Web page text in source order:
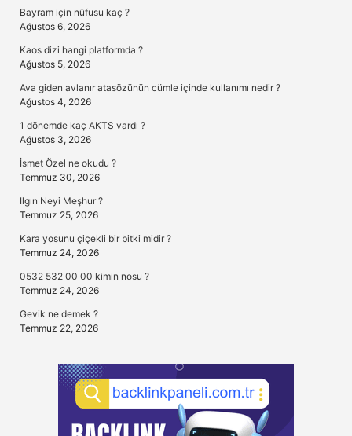
Bayram için nüfusu kaç ?
Ağustos 6, 2026
Kaos dizi hangi platformda ?
Ağustos 5, 2026
Ava giden avlanır atasözünün cümle içinde kullanımı nedir ?
Ağustos 4, 2026
1 dönemde kaç AKTS vardı ?
Ağustos 3, 2026
İsmet Özel ne okudu ?
Temmuz 30, 2026
Ilgın Neyi Meşhur ?
Temmuz 25, 2026
Kara yosunu çiçekli bir bitki midir ?
Temmuz 24, 2026
0532 532 00 00 kimin nosu ?
Temmuz 24, 2026
Gevik ne demek ?
Temmuz 22, 2026